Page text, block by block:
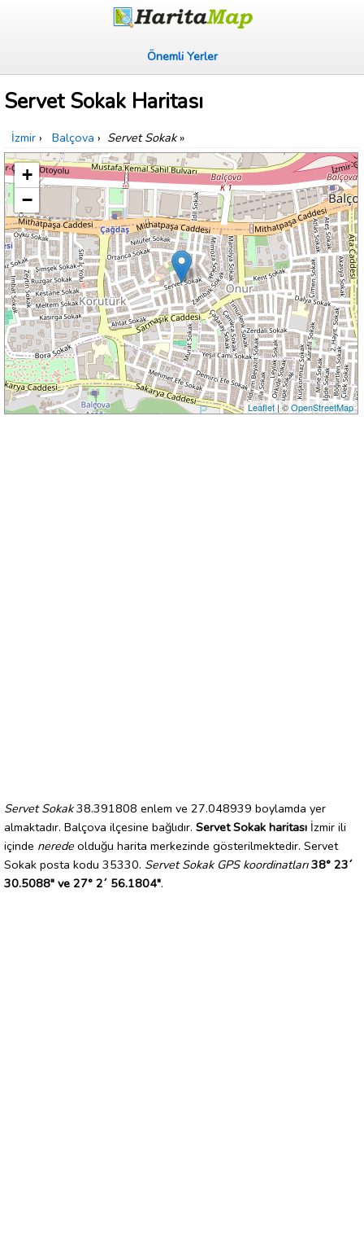
Önemli Yerler
Servet Sokak Haritası
İzmir › Balçova › Servet Sokak»
+
−
Leaflet| ©OpenStreetMap
Servet Sokak38.391808 enlem ve 27.048939 boylamda yer
almaktadır. Balçova ilçesine bağlıdır. Servet Sokak haritası İzmir ili
içinde nerede olduğu harita merkezinde gösterilmektedir. Servet
Sokak posta kodu 35330. Servet Sokak GPS koordinatları 38° 23´
30.5088" ve 27° 2´ 56.1804".